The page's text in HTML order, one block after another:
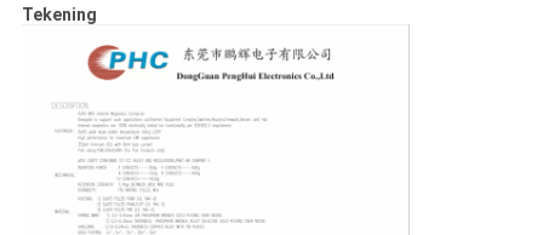
Tekening